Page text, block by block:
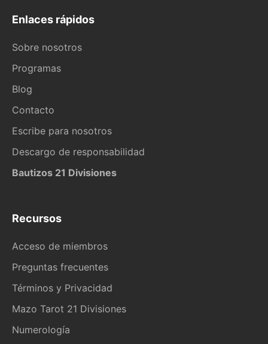
Enlaces rápidos
Sobre nosotros
Programas
Blog
Contacto
Escribe para nosotros
Descargo de responsabilidad
Bautizos 21 Divisiones
Recursos
Acceso de miembros
Preguntas frecuentes
Términos y Privacidad
Mazo Tarot 21 Divisiones
Numerología